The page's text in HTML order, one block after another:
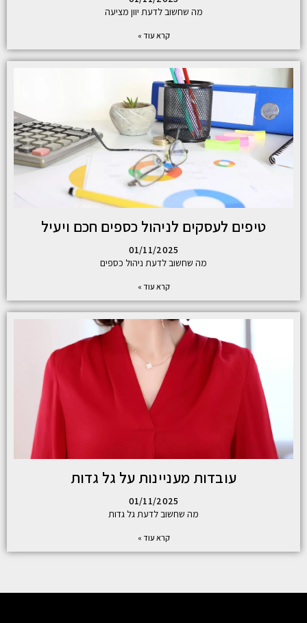
מה שחשוב לדעת יוון מציעה
קרא עוד »
טיפים לעסקים לניהול כספים חכם ויעיל
01/11/2025
מה שחשוב לדעת ניהול כספים
קרא עוד »
עובדות מעניינות על גל גדות
01/11/2025
מה שחשוב לדעת גל גדות
קרא עוד »